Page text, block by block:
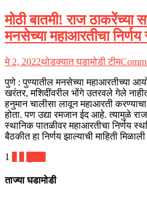
मोठी बातमी! राज ठाकरेंच्या
मनसेच्या महाआरतीचा
मे 2, 2022थोडक्यात घडामोडी टीम
पुणे : पुण्यातील मनसेच्या महाआरतीच्या
खरंतर, मशिदींवरील भोंगे उतरवले गेले
हनुमान चालीसा लावून महाआरती
होता. पण उद्या रमजान ईद आहे. त्यामुळे
स्थानिक पातळीवर महाआरतीचा निर्णय
बैठकीत हा निर्णय झाल्याची माहिती
पोस्ट्स
पृष्ठांकन
1
ताज्या घडामोडी